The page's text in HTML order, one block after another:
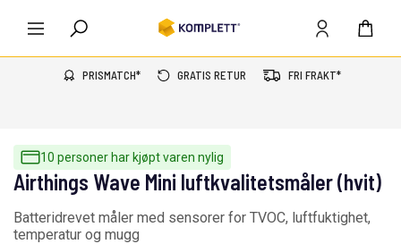
PRISMATCH* GRATIS RETUR FRI FRAKT*
10 personer har kjøpt varen nylig
Airthings Wave Mini luftkvalitetsmåler (hvit)
Batteridrevet måler med sensorer for TVOC, luftfuktighet,
temperatur og mugg